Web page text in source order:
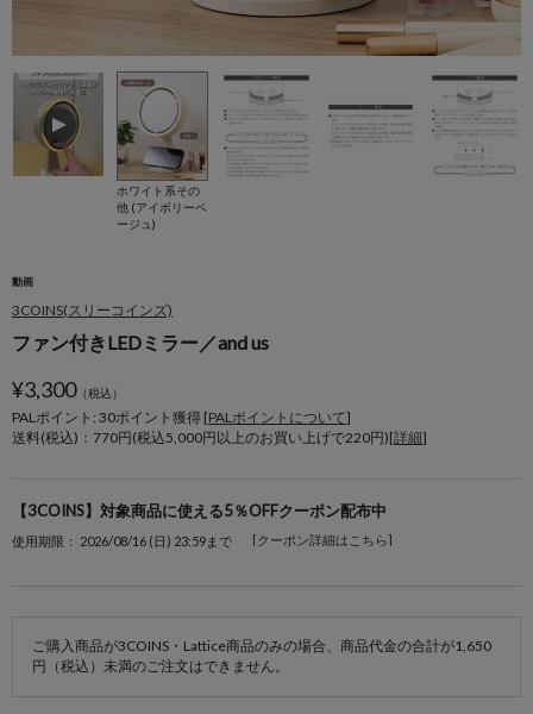
ホワイト系その
他 (アイボリーベ
ージュ)
動画
3COINS(スリーコインズ)
ファン付きLEDミラー／and us
¥3,300（税込）
PALポイント: 30ポイント獲得 [PALポイントについて]
送料(税込)：770円(税込5,000円以上のお買い上げで220円)[詳細]
【3COINS】対象商品に使える5％OFFクーポン配布中
使用期限： 2026/08/16 (日) 23:59まで [クーポン詳細はこちら]
ご購入商品が3COINS・Lattice商品のみの場合、商品代金の合計が1,650
円（税込）未満のご注文はできません。